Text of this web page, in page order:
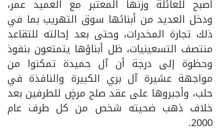
أصبح للعائلة وزنها المعتبر مع العميد عمر،
ودخل العديد من أبنائها سوق التهريب بما في
ذلك تجارة المخدرات، وحتى بعد إحالته للتقاعد
منتصف التسعينيات، ظل أبناؤها يتمتعون بنفوذ
وحظوة إلى درجة أن آل حميدة تمكنوا من
مواجهة عشيرة آل بري الكبيرة والنافذة في
حلب، وأجبروها على عقد صلح مرضٍ للطرفين بعد
خلاف ذهب ضحيته شخص من كل طرف عام
2000.